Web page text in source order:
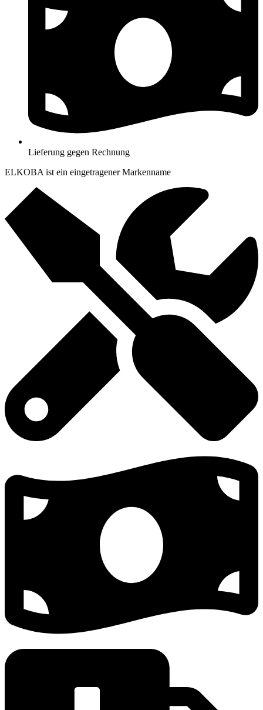
Lieferung gegen Rechnung
ELKOBA ist ein eingetragener Markenname